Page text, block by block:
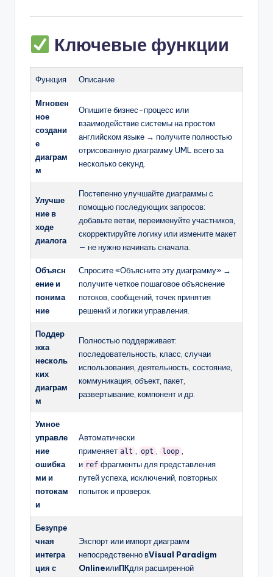
Ключевые функции
Функция Описание
Мгновен
ное
создани
е
диаграм
м
Опишите бизнес-процесс или
взаимодействие системы на простом
английском языке → получите полностью
отрисованную диаграмму UML всего за
несколько секунд.
Улучше
ние в
ходе
диалога
Постепенно улучшайте диаграммы с
помощью последующих запросов:
добавьте ветви, переименуйте участников,
скорректируйте логику или измените макет
— не нужно начинать сначала.
Объясн
ение и
понима
ние
Спросите «Объясните эту диаграмму» →
получите четкое пошаговое объяснение
потоков, сообщений, точек принятия
решений и логики управления.
Поддер
жка
несколь
ких
диаграм
м
Полностью поддерживает:
последовательность, класс, случаи
использования, деятельность, состояние,
коммуникация, объект, пакет,
развертывание, компонент и др.
Умное
управле
ние
ошибка
ми и
потокам
и
Автоматически
применяет alt opt loop
и ref фрагменты для представления
путей успеха, исключений, повторных
попыток и проверок.
Безупре
чная
интегра
ция с
Экспорт или импорт диаграмм
непосредственно вVisual Paradigm
OnlineилиПКдля расширенной